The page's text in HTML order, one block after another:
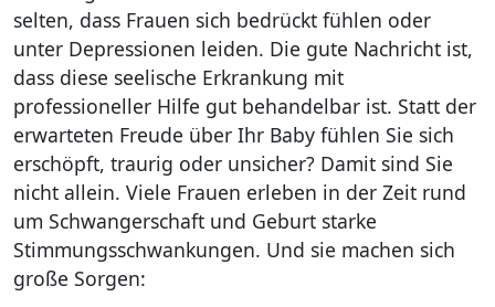
selten, dass Frauen sich bedrückt fühlen oder
unter Depressionen leiden. Die gute Nachricht ist,
dass diese seelische Erkrankung mit
professioneller Hilfe gut behandelbar ist. Statt der
erwarteten Freude über Ihr Baby fühlen Sie sich
erschöpft, traurig oder unsicher? Damit sind Sie
nicht allein. Viele Frauen erleben in der Zeit rund
um Schwangerschaft und Geburt starke
Stimmungsschwankungen. Und sie machen sich
große Sorgen: